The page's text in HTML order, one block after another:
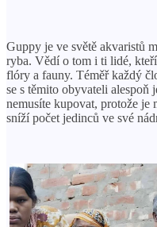
Guppy je ve světě akvaristů
ryba. Vědí o tom i ti lidé,
flóry a fauny. Téměř každý
se s těmito obyvateli alespoň
nemusíte kupovat, protože je
sníží počet jedinců ve své